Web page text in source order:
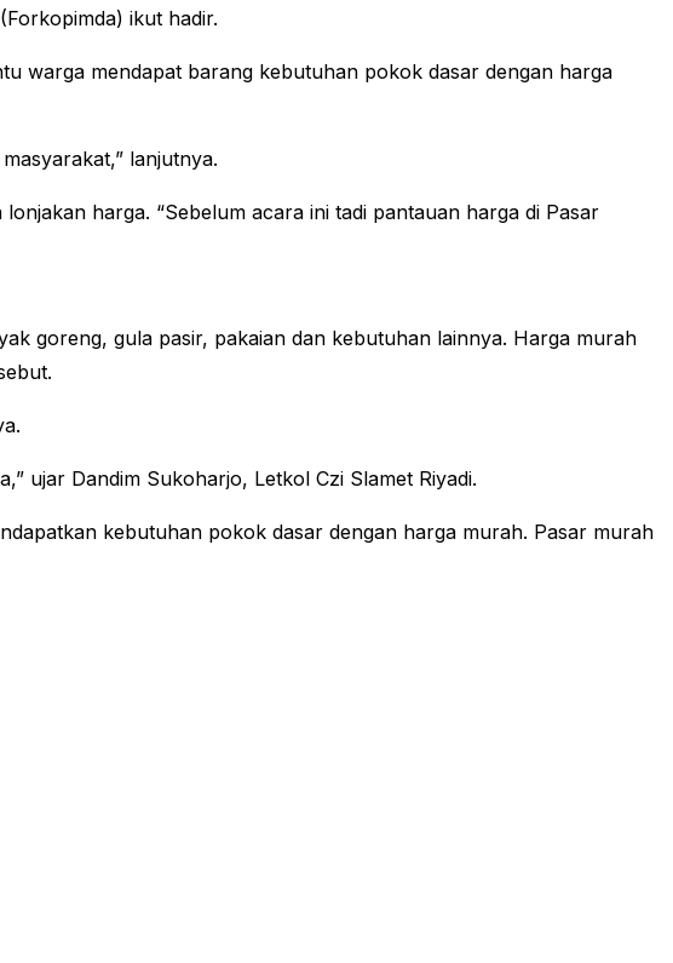
ikut hadir.
warga mendapat barang kebutuhan pokok dasar dengan harga
lanjutnya.
harga. “Sebelum acara ini tadi pantauan harga di Pasar
goreng, gula pasir, pakaian dan kebutuhan lainnya. Harga murah
ujar Dandim Sukoharjo, Letkol Czi Slamet Riyadi.
kebutuhan pokok dasar dengan harga murah. Pasar murah